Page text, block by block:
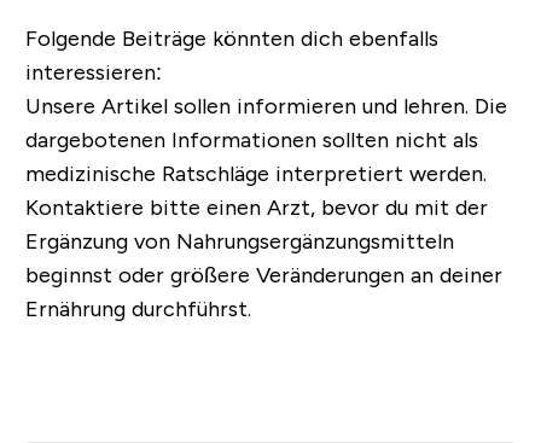
Folgende Beiträge könnten dich ebenfalls
interessieren:
Unsere Artikel sollen informieren und lehren. Die
dargebotenen Informationen sollten nicht als
medizinische Ratschläge interpretiert werden.
Kontaktiere bitte einen Arzt, bevor du mit der
Ergänzung von Nahrungsergänzungsmitteln
beginnst oder größere Veränderungen an deiner
Ernährung durchführst.